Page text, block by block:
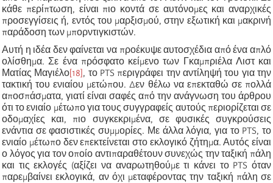
κάθε περίπτωση, είναι πιο κοντά σε αυτόνομες και αναρχικές
προσεγγίσεις ή, εντός του μαρξισμού, στην εξωτική και μακρινή
παράδοση των μπορντιγκιστών.
Αυτή η ιδέα δεν φαίνεται να προέκυψε αυτοσχέδια από ένα απλό
ολίσθημα. Σε ένα πρόσφατο κείμενο των Γκαμπριέλα Λιστ και
Ματίας Μαγιέλο[18], το PTS περιγράφει την αντίληψή του για την
τακτική του ενιαίου μετώπου. Δεν θέλω να επεκταθώ σε πολλά
αποσπάσματα, γιατί είναι σαφές από την ανάγνωση του άρθρου
ότι το ενιαίο μέτωπο για τους συγγραφείς αυτούς περιορίζεται σε
οδομαχίες και, πιο συγκεκριμένα, σε φυσικές συγκρούσεις
ενάντια σε φασιστικές συμμορίες. Με άλλα λόγια, για το PTS, το
ενιαίο μέτωπο δεν επεκτείνεται στο εκλογικό ζήτημα. Αυτός είναι
ο λόγος για τον οποίο αντιπαραθέτουν συνεχώς την ταξική πάλη
και τις εκλογές (αξίζει να αναρωτηθούμε τι κάνει το PTS όταν
παρεμβαίνει εκλογικά, αν όχι μεταφέροντας την ταξική πάλη σε